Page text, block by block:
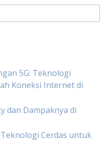
5G: Teknologi
Koneksi Internet di
dan Dampaknya di
Cerdas untuk